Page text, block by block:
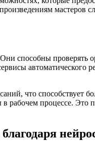
мастеров
способны
автоматического
что способствует
процессе. Это